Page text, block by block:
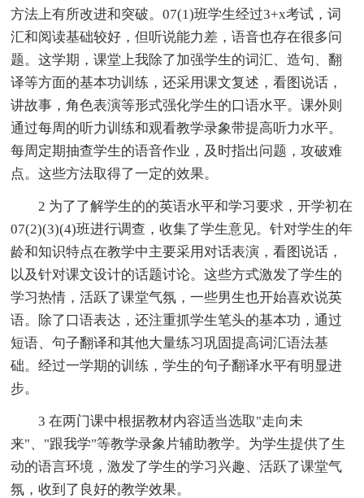
方法上有所改进和突破。07(1)班学生经过3+x考试，词
汇和阅读基础较好，但听说能力差，语音也存在很多问
题。这学期，课堂上我除了加强学生的词汇、造句、翻
译等方面的基本功训练，还采用课文复述，看图说话，
讲故事，角色表演等形式强化学生的口语水平。课外则
通过每周的听力训练和观看教学录象带提高听力水平。
每周定期抽查学生的语音作业，及时指出问题，攻破难
点。这些方法取得了一定的效果。
2 为了了解学生的的英语水平和学习要求，开学初在
07(2)(3)(4)班进行调查，收集了学生意见。针对学生的年
龄和知识特点在教学中主要采用对话表演，看图说话，
以及针对课文设计的话题讨论。这些方式激发了学生的
学习热情，活跃了课堂气氛，一些男生也开始喜欢说英
语。除了口语表达，还注重抓学生笔头的基本功，通过
短语、句子翻译和其他大量练习巩固提高词汇语法基
础。经过一学期的训练，学生的句子翻译水平有明显进
步。
3 在两门课中根据教材内容适当选取"走向未
来"、"跟我学"等教学录象片辅助教学。为学生提供了生
动的语言环境，激发了学生的学习兴趣、活跃了课堂气
氛，收到了良好的教学效果。